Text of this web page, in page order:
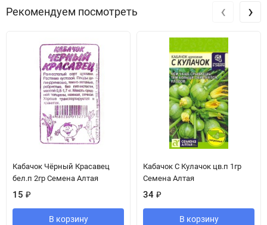
Рекомендуем посмотреть
Кабачок Чёрный Красавец
бел.п 2гр Семена Алтая
15 ₽
В корзину
Кабачок С Кулачок цв.п 1гр
Семена Алтая
34 ₽
В корзину
‹ ›